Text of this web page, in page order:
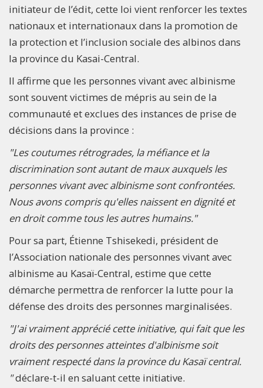
initiateur de l’édit, cette loi vient renforcer les textes
nationaux et internationaux dans la promotion de
la protection et l’inclusion sociale des albinos dans
la province du Kasai-Central.
Il affirme que les personnes vivant avec albinisme
sont souvent victimes de mépris au sein de la
communauté et exclues des instances de prise de
décisions dans la province :
"Les coutumes rétrogrades, la méfiance et la
discrimination sont autant de maux auxquels les
personnes vivant avec albinisme sont confrontées.
Nous avons compris qu'elles naissent en dignité et
en droit comme tous les autres humains."
Pour sa part, Étienne Tshisekedi, président de
l’Association nationale des personnes vivant avec
albinisme au Kasaï-Central, estime que cette
démarche permettra de renforcer la lutte pour la
défense des droits des personnes marginalisées.
"J'ai vraiment apprécié cette initiative, qui fait que les
droits des personnes atteintes d'albinisme soit
vraiment respecté dans la province du Kasaï central.
"déclare-t-il en saluant cette initiative.